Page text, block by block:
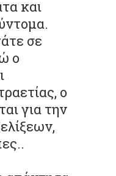
και
σε
ο
ο
για την